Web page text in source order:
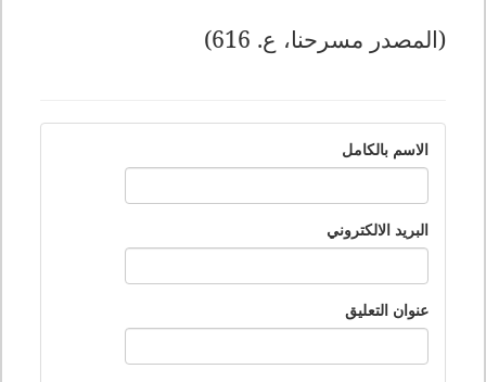
(المصدر مسرحنا، ع. 616)
الاسم بالكامل
البريد الالكتروني
عنوان التعليق